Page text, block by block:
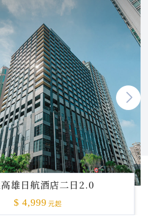
雄日航酒店二日2.0
$ 4,999 元起